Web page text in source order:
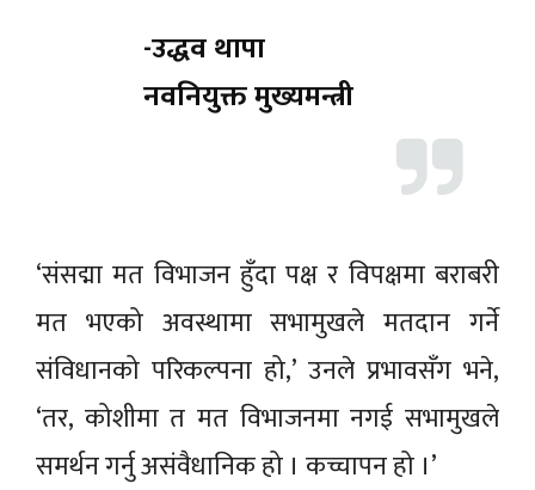
-उद्धव थापा
नवनियुक्त मुख्यमन्त्री
‘संसद्मा मत विभाजन हुँदा पक्ष र विपक्षमा बराबरी
मत भएको अवस्थामा सभामुखले मतदान गर्ने
संविधानको परिकल्पना हो,’ उनले प्रभावसँग भने,
‘तर, कोशीमा त मत विभाजनमा नगई सभामुखले
समर्थन गर्नु असंवैधानिक हो । कच्चापन हो ।’